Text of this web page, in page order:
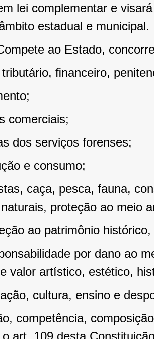
lei complementar e
estadual e municipal.
ao Estado,
ﬁnanceiro,
comerciais;
dos serviços forenses;
e consumo;
caça, pesca, fauna,
proteção ao meio
ao patrimônio
por dano ao
valor artístico, estético,
cultura, ensino e
competência,
art. 109 desta